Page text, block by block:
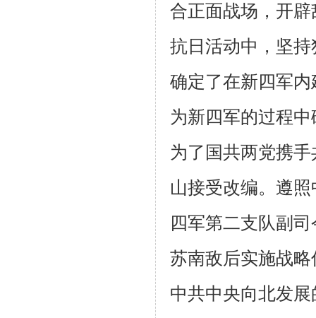
合正面战场，开
抗日活动中，坚
确定了在新四军
为新四军的过程
为了国共两党携
山接受改编。遵
四军第二支队副
苏南敌后实施战
中共中央向北发